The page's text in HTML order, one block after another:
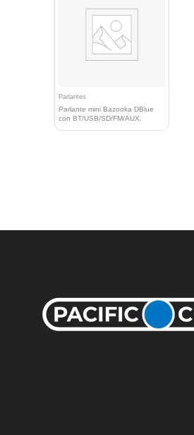
Parlantes
Parlante mini Bazooka DBlue
con BT/USB/SD/FM/AUX.